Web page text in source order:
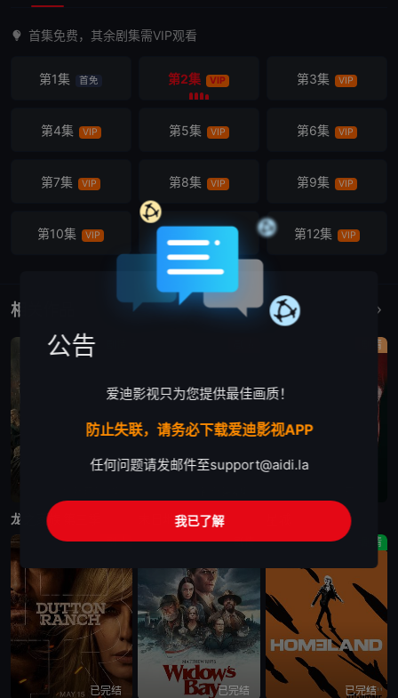
首集免费，其余剧集需VIP观看
第1集 首免 第2集 VIP 第3集 VIP
第4集 VIP 第5集 VIP 第6集 VIP
第7集 VIP 第8集 VIP 第9集 VIP
第10集 VIP 第12集 VIP
相关作品
龙之家族 第三季 末日地堡 第三季
剧情
剧情
已完结
剧情
已完结
剧情
已完结
公告
爱迪影视只为您提供最佳画质！
防止失联，请务必下载爱迪影视APP
任何问题请发邮件至support@aidi.la
我已了解